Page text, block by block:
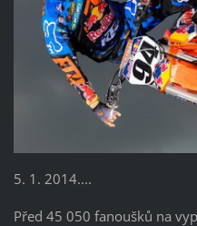
5. 1. 2014....
Před 45 050 fanoušků na